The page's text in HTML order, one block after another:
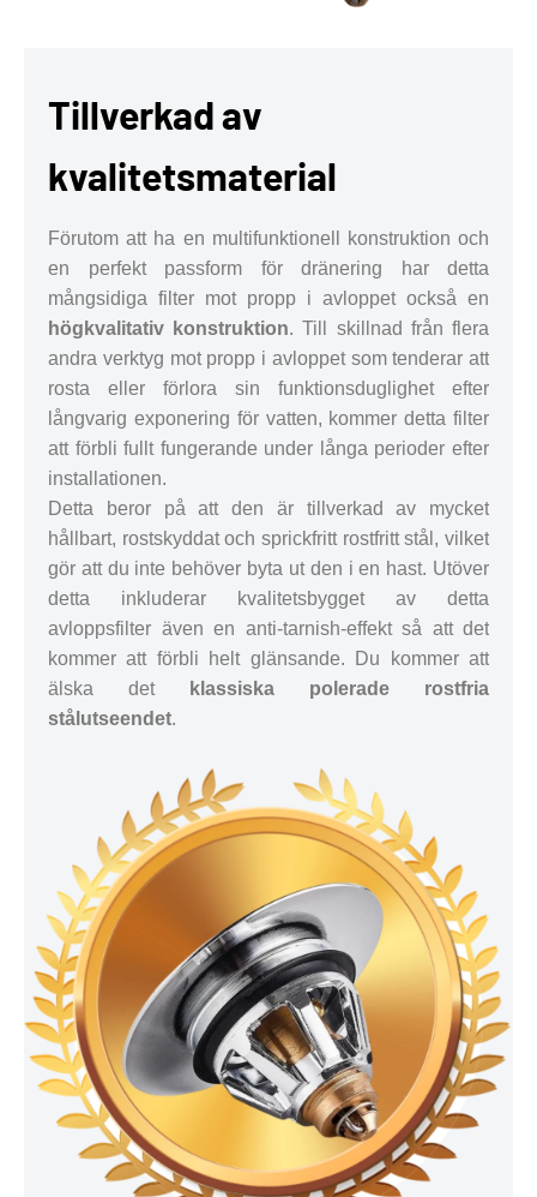
Tillverkad av
kvalitetsmaterial
Förutom att ha en multifunktionell konstruktion och
en perfekt passform för dränering har detta
mångsidiga filter mot propp i avloppet också en
högkvalitativ konstruktion. Till skillnad från flera
andra verktyg mot propp i avloppet som tenderar att
rosta eller förlora sin funktionsduglighet efter
långvarig exponering för vatten, kommer detta filter
att förbli fullt fungerande under långa perioder efter
installationen.
Detta beror på att den är tillverkad av mycket
hållbart, rostskyddat och sprickfritt rostfritt stål, vilket
gör att du inte behöver byta ut den i en hast. Utöver
detta inkluderar kvalitetsbygget av detta
avloppsfilter även en anti-tarnish-effekt så att det
kommer att förbli helt glänsande. Du kommer att
älska det
klassiska polerade rostfria
stålutseendet.